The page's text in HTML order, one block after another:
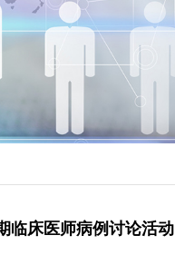
临床医师病例讨论活动